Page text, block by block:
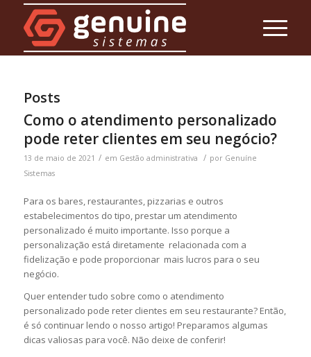
Posts
Como o atendimento personalizado
pode reter clientes em seu negócio?
13 de maio de 2021 / em Gestão administrativa / por Genuíne
Sistemas
Para os bares, restaurantes, pizzarias e outros
estabelecimentos do tipo, prestar um atendimento
personalizado é muito importante. Isso porque a
personalização está diretamente relacionada com a
fidelização e pode proporcionar mais lucros para o seu
negócio.
Quer entender tudo sobre como o atendimento
personalizado pode reter clientes em seu restaurante? Então,
é só continuar lendo o nosso artigo! Preparamos algumas
dicas valiosas para você. Não deixe de conferir!